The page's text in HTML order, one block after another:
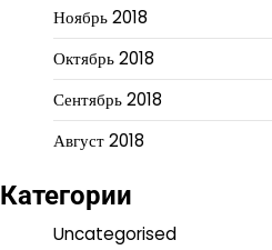
Ноябрь 2018
Октябрь 2018
Сентябрь 2018
Август 2018
Категории
Uncategorised